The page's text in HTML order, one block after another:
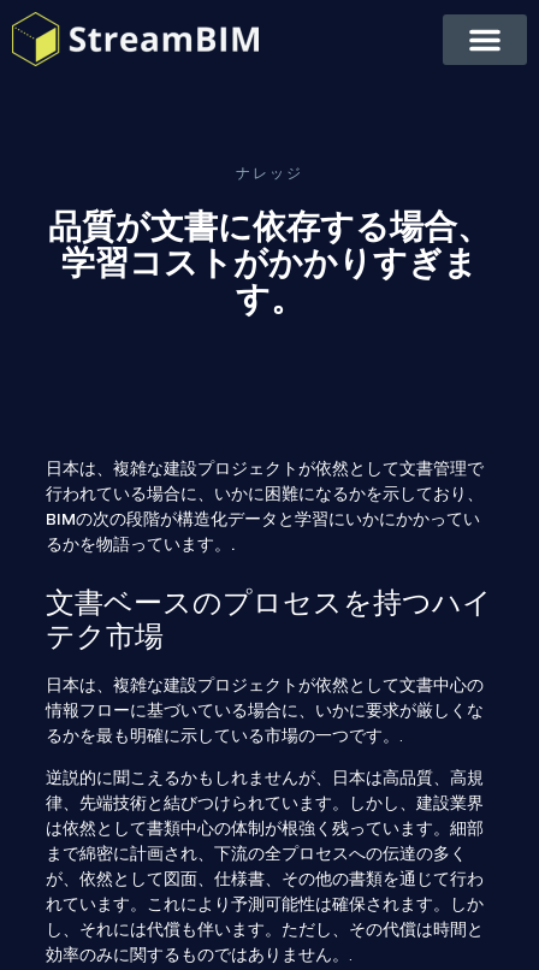
ナレッジ
品質が文書に依存する場合、
学習コストがかかりすぎま
す。
日本は、複雑な建設プロジェクトが依然として文書管理で
行われている場合に、いかに困難になるかを示しており、
BIMの次の段階が構造化データと学習にいかにかかってい
るかを物語っています。.
文書ベースのプロセスを持つハイ
テク市場
日本は、複雑な建設プロジェクトが依然として文書中心の
情報フローに基づいている場合に、いかに要求が厳しくな
るかを最も明確に示している市場の一つです。.
逆説的に聞こえるかもしれませんが、日本は高品質、高規
律、先端技術と結びつけられています。しかし、建設業界
は依然として書類中心の体制が根強く残っています。細部
まで綿密に計画され、下流の全プロセスへの伝達の多く
が、依然として図面、仕様書、その他の書類を通じて行わ
れています。これにより予測可能性は確保されます。しか
し、それには代償も伴います。ただし、その代償は時間と
効率のみに関するものではありません。.